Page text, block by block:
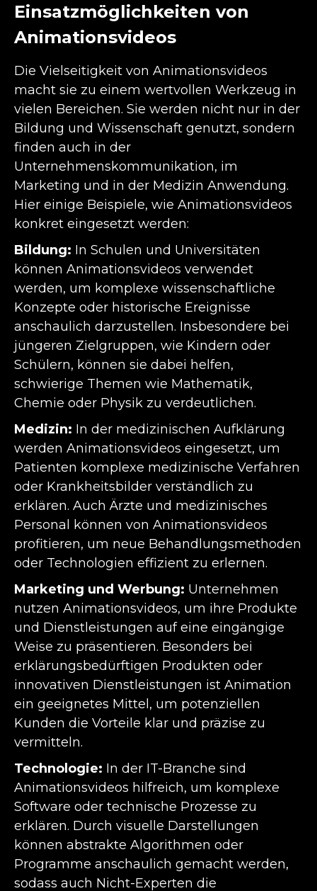
Einsatzmöglichkeiten von
Animationsvideos
Die Vielseitigkeit von Animationsvideos
macht sie zu einem wertvollen Werkzeug in
vielen Bereichen. Sie werden nicht nur in der
Bildung und Wissenschaft genutzt, sondern
finden auch in der
Unternehmenskommunikation, im
Marketing und in der Medizin Anwendung.
Hier einige Beispiele, wie Animationsvideos
konkret eingesetzt werden:
Bildung: In Schulen und Universitäten
können Animationsvideos verwendet
werden, um komplexe wissenschaftliche
Konzepte oder historische Ereignisse
anschaulich darzustellen. Insbesondere bei
jüngeren Zielgruppen, wie Kindern oder
Schülern, können sie dabei helfen,
schwierige Themen wie Mathematik,
Chemie oder Physik zu verdeutlichen.
Medizin: In der medizinischen Aufklärung
werden Animationsvideos eingesetzt, um
Patienten komplexe medizinische Verfahren
oder Krankheitsbilder verständlich zu
erklären. Auch Ärzte und medizinisches
Personal können von Animationsvideos
profitieren, um neue Behandlungsmethoden
oder Technologien effizient zu erlernen.
Marketing und Werbung: Unternehmen
nutzen Animationsvideos, um ihre Produkte
und Dienstleistungen auf eine eingängige
Weise zu präsentieren. Besonders bei
erklärungsbedürftigen Produkten oder
innovativen Dienstleistungen ist Animation
ein geeignetes Mittel, um potenziellen
Kunden die Vorteile klar und präzise zu
vermitteln.
Technologie: In der IT-Branche sind
Animationsvideos hilfreich, um komplexe
Software oder technische Prozesse zu
erklären. Durch visuelle Darstellungen
können abstrakte Algorithmen oder
Programme anschaulich gemacht werden,
sodass auch Nicht-Experten die